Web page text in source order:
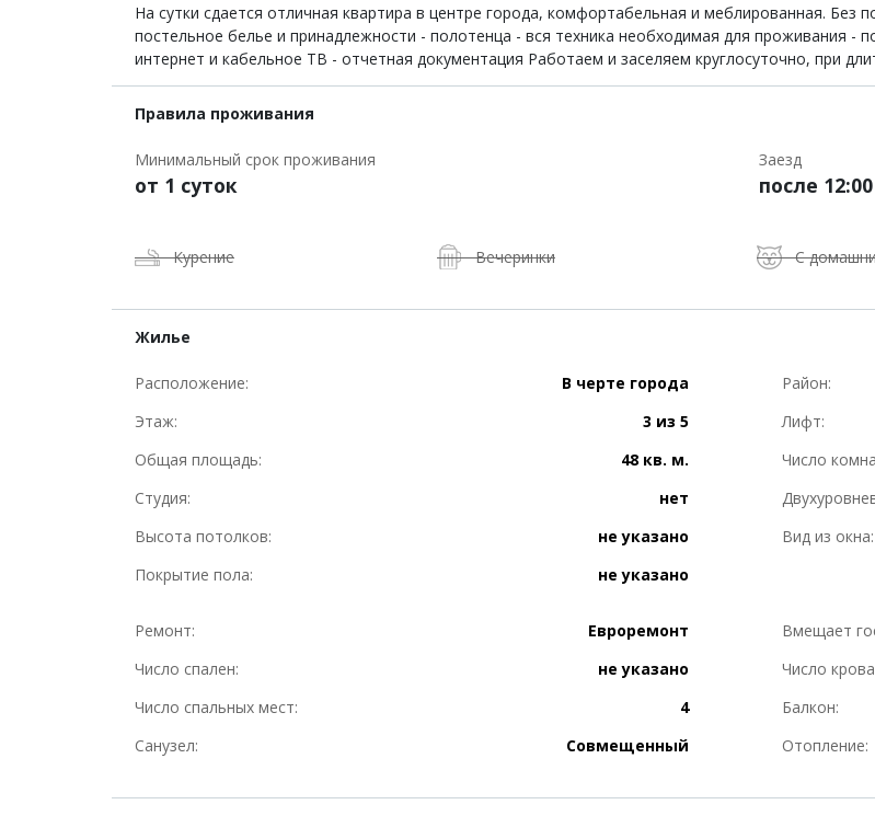
На сутки сдается отличная квартира в центре города, комфортабельная и меблированная. Без
постельное белье и принадлежности - полотенца - вся техника необходимая для проживания -
интернет и кабельное ТВ - отчетная документация Работаем и заселяем круглосуточно, при
Правила проживания
Минимальный срок проживания
от 1 суток
Заезд
после 12:00
Курение Вечеринки С
Жилье
Расположение: В черте города Район:
Этаж:
3 из 5 Лифт:
Общая площадь:
48 кв. м. Число
Студия:
нет
Высота потолков:
не указано Вид из окна:
Покрытие пола:
не указано
Ремонт: Евроремонт Вмещает
Число спален:
не указано Число
Число спальных мест:
4 Балкон:
Санузел:
Совмещенный Отопление: